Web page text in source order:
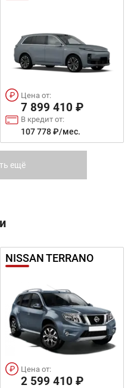
Цена от:
7 899 410 ₽
В кредит от:
107 778 ₽/мес.
MEGA
Цена от:
В кредит от:
128 244 ₽/мес.
ещё
NISSAN TERRANO
Цена от:
2 599 410 ₽